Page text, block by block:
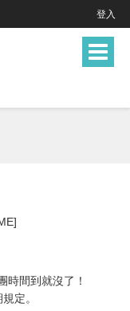
登入
Toggle
時間到就沒了！
定。